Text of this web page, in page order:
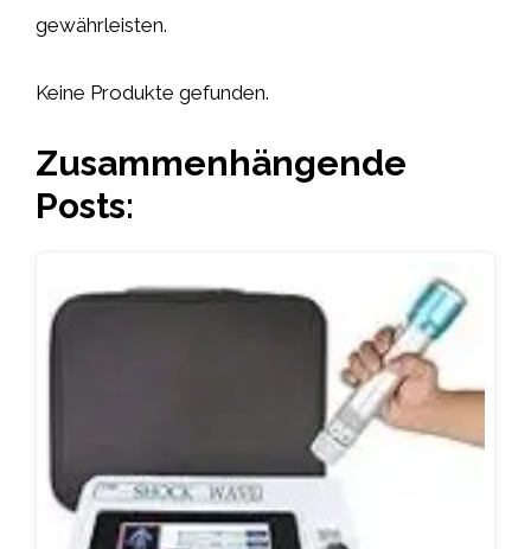
gewährleisten.
Keine Produkte gefunden.
Zusammenhängende
Posts: